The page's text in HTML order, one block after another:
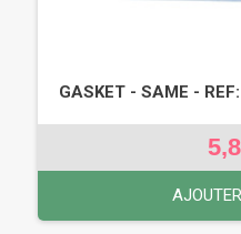
GASKET - SAME -